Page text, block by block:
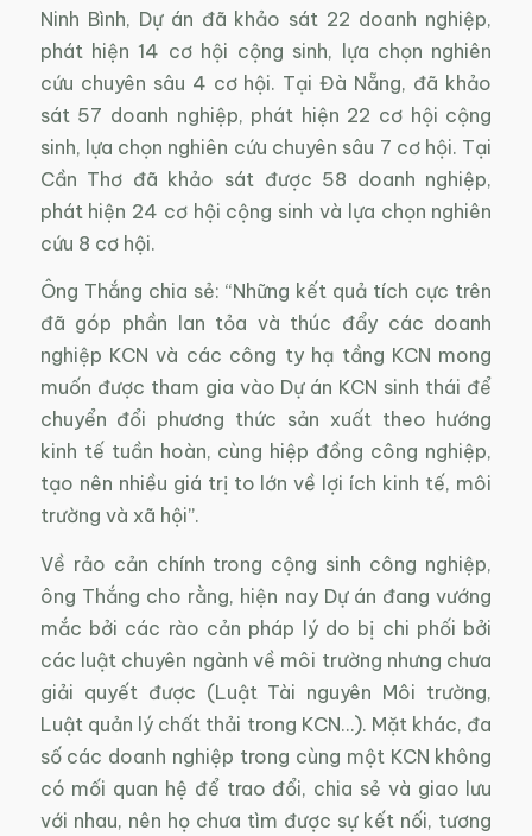
Ninh Bình, Dự án đã khảo sát 22 doanh nghiệp,
phát hiện 14 cơ hội cộng sinh, lựa chọn nghiên
cứu chuyên sâu 4 cơ hội. Tại Đà Nẵng, đã khảo
sát 57 doanh nghiệp, phát hiện 22 cơ hội cộng
sinh, lựa chọn nghiên cứu chuyên sâu 7 cơ hội. Tại
Cần Thơ đã khảo sát được 58 doanh nghiệp,
phát hiện 24 cơ hội cộng sinh và lựa chọn nghiên
cứu 8 cơ hội.
Ông Thắng chia sẻ: “Những kết quả tích cực trên
đã góp phần lan tỏa và thúc đẩy các doanh
nghiệp KCN và các công ty hạ tầng KCN mong
muốn được tham gia vào Dự án KCN sinh thái để
chuyển đổi phương thức sản xuất theo hướng
kinh tế tuần hoàn, cùng hiệp đồng công nghiệp,
tạo nên nhiều giá trị to lớn về lợi ích kinh tế, môi
trường và xã hội”.
Về rảo cản chính trong cộng sinh công nghiệp,
ông Thắng cho rằng, hiện nay Dự án đang vướng
mắc bởi các rào cản pháp lý do bị chi phối bởi
các luật chuyên ngành về môi trường nhưng chưa
giải quyết được (Luật Tài nguyên Môi trường,
Luật quản lý chất thải trong KCN…). Mặt khác, đa
số các doanh nghiệp trong cùng một KCN không
có mối quan hệ để trao đổi, chia sẻ và giao lưu
với nhau, nên họ chưa tìm được sự kết nối, tương